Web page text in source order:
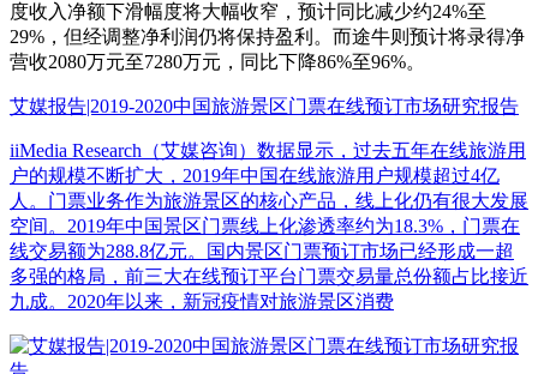
度收入净额下滑幅度将大幅收窄，预计同比减少约24%至
29%，但经调整净利润仍将保持盈利。而途牛则预计将录得净
营收2080万元至7280万元，同比下降86%至96%。
艾媒报告|2019-2020中国旅游景区门票在线预订市场研究报告
iiMedia Research（艾媒咨询）数据显示，过去五年在线旅游用
户的规模不断扩大，2019年中国在线旅游用户规模超过4亿
人。门票业务作为旅游景区的核心产品，线上化仍有很大发展
空间。2019年中国景区门票线上化渗透率约为18.3%，门票在
线交易额为288.8亿元。国内景区门票预订市场已经形成一超
多强的格局，前三大在线预订平台门票交易量总份额占比接近
九成。2020年以来，新冠疫情对旅游景区消费